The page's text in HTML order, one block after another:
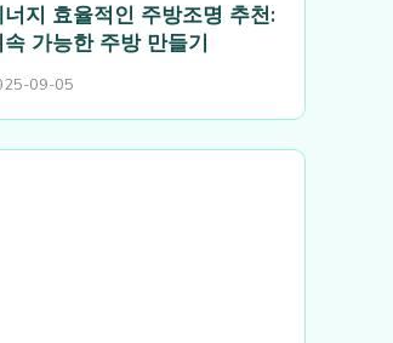
너지 효율적인 주방조명 추천:
속 가능한 주방 만들기
09-05